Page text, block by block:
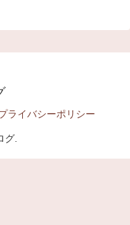
ライバシーポリシー
グ.